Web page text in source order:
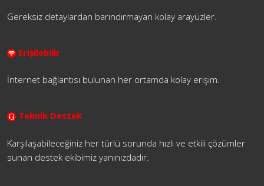
Gereksiz detaylardan barındırmayan kolay arayüzler.
Erişilebilir
İnternet bağlantısı bulunan her ortamda kolay erişim.
Teknik Destek
Karşılaşabileceğiniz her türlü sorunda hızlı ve etkili çözümler
sunan destek ekibimiz yanınızdadır.